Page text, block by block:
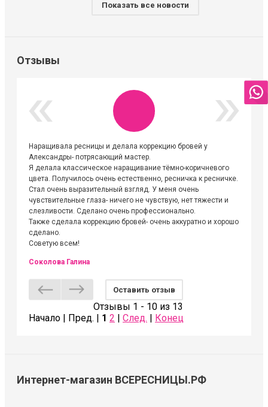
Показать все новости
Отзывы
Наращивала ресницы и делала коррекцию бровей у
Александры- потрясающий мастер.
Я делала классическое наращивание тёмно-коричневого
цвета. Получилось очень естественно, ресничка к ресничке.
Стал очень выразительный взгляд. У меня очень
чувствительные глаза- ничего не чувствую, нет тяжести и
слезливости. Сделано очень профессионально.
Также сделала коррекцию бровей- очень аккуратно и хорошо
сделано.
Советую всем!
Соколова Галина
Оставить отзыв
Отзывы 1 - 10 из 13
Начало | Пред. | 1 2 След. Конец
Интернет-магазин ВСЕРЕСНИЦЫ.РФ